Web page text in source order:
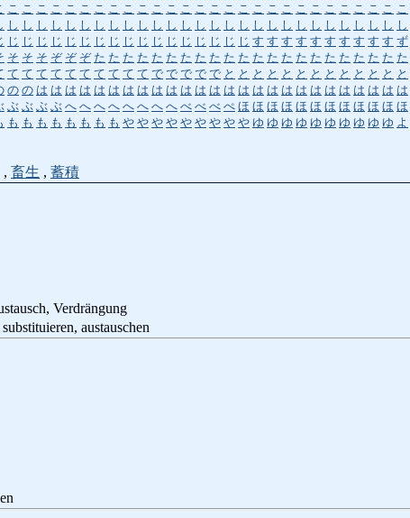
こ こ こ こ こ こ こ こ こ こ こ こ こ こ こ こ こ こ こ こ こ こ こ こ こ こ こ こ
し し し し し し し し し し し し し し し し し し し し し し し し し し し し
じ じ じ じ じ じ じ じ じ じ じ じ じ じ じ じ じ す す す す す す す す す す ず
そ そ そ ぞ ぞ ぞ た た た た た た た た た た た た た た た た た た た た た た
て て て て て て て て て て で で で で で と と と と と と と と と と と と と
の の は は は は は は は は は は は は は は は は は は は は は は は は は は
ぶ ぶ ぶ ぶ へ へ へ へ へ へ へ へ べ べ べ ぺ ほ ほ ほ ほ ほ ほ ほ ほ ほ ほ ほ ほ
も も も も も も も も や や や や や や や や や ゆ ゆ ゆ ゆ ゆ ゆ ゆ ゆ ゆ ゆ よ
, 畜生 , 蓄積
Verdrängung
austauschen